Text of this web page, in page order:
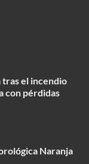
tras el incendio
con pérdidas
Naranja